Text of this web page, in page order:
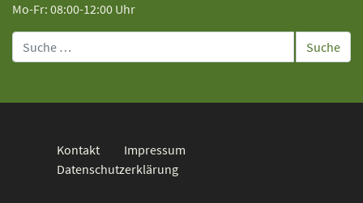
Mo-Fr: 08:00-12:00 Uhr
Suche
Kontakt
Impressum
Datenschutzerklärung